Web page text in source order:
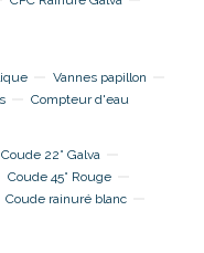
Vannes papillon
Compteur d'eau
Coude 22° Galva
Coude 45° Rouge
Coude rainuré blanc